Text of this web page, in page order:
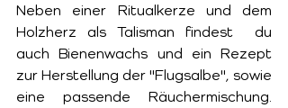
Neben einer Ritualkerze und dem
Holzherz als Talisman findest  du
auch Bienenwachs und ein Rezept
zur Herstellung der "Flugsalbe", sowie
eine passende Räuchermischung.